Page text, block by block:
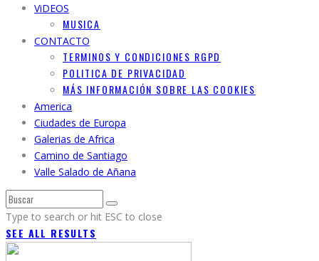
ViDEOS
MUSICA
CONTACTO
TERMINOS Y CONDICIONES RGPD
POLITICA DE PRIVACIDAD
MÁS INFORMACIÓN SOBRE LAS COOKIES
America
Ciudades de Europa
Galerias de Africa
Camino de Santiago
Valle Salado de Añana
Type to search or hit ESC to close
SEE ALL RESULTS